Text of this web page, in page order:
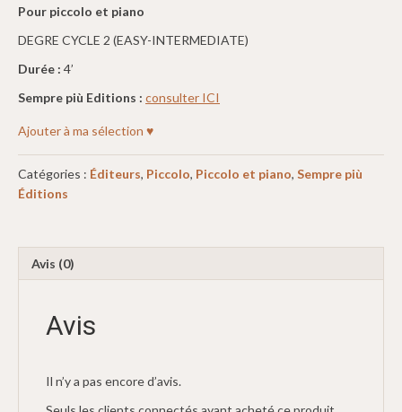
Pour piccolo et piano
DEGRE CYCLE 2 (EASY-INTERMEDIATE)
Durée : 4’
Sempre più Editions : consulter ICI
Ajouter à ma sélection ♥
Catégories : Éditeurs, Piccolo, Piccolo et piano, Sempre più
Éditions
Avis (0)
Avis
Il n’y a pas encore d’avis.